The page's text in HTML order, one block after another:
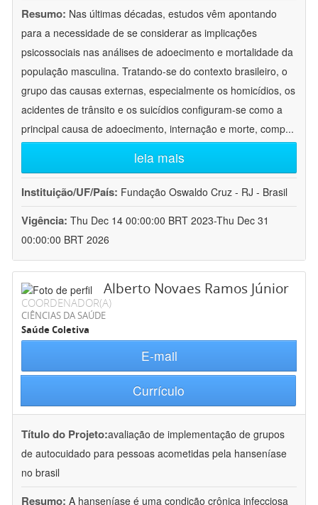
Resumo: Nas últimas décadas, estudos vêm apontando
para a necessidade de se considerar as implicações
psicossociais nas análises de adoecimento e mortalidade da
população masculina. Tratando-se do contexto brasileiro, o
grupo das causas externas, especialmente os homicídios, os
acidentes de trânsito e os suicídios configuram-se como a
principal causa de adoecimento, internação e morte, comp...
leia mais
Instituição/UF/País: Fundação Oswaldo Cruz - RJ - Brasil
Vigência: Thu Dec 14 00:00:00 BRT 2023-Thu Dec 31
00:00:00 BRT 2026
Alberto Novaes Ramos Júnior
COORDENADOR(A)
CIÊNCIAS DA SAÚDE
Saúde Coletiva
E-mail
Currículo
Título do Projeto:avaliação de implementação de grupos
de autocuidado para pessoas acometidas pela hanseníase
no brasil
Resumo: A hanseníase é uma condição crônica infecciosa